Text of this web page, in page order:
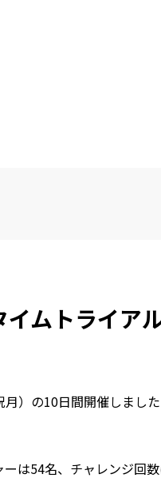
ムトライア
）の10日間開催しまし
は54名、チャレンジ回